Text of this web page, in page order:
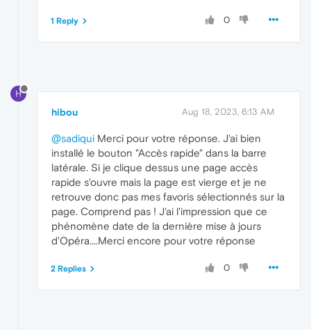
0
1 Reply
H
hibou Aug 18, 2023, 6:13 AM
@sadiqui Merci pour votre réponse. J'ai bien
installé le bouton "Accès rapide" dans la barre
latérale. Si je clique dessus une page accès
rapide s'ouvre mais la page est vierge et je ne
retrouve donc pas mes favoris sélectionnés sur la
page. Comprend pas ! J'ai l'impression que ce
phénomène date de la dernière mise à jours
d'Opéra....Merci encore pour votre réponse
0
2 Replies